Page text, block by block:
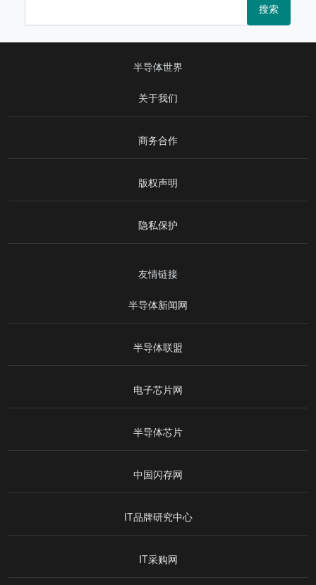
搜索
半导体世界
关于我们
商务合作
版权声明
隐私保护
友情链接
半导体新闻网
半导体联盟
电子芯片网
半导体芯片
中国闪存网
IT品牌研究中心
IT采购网